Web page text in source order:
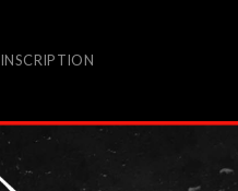
INSCRIPTION